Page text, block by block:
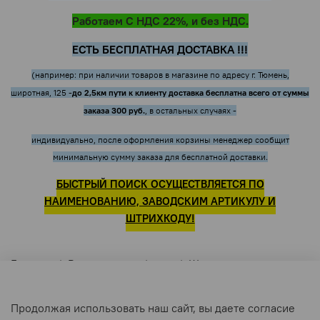
Работаем С НДС 22%, и без НДС.
ЕСТЬ БЕСПЛАТНАЯ ДОСТАВКА !!!
(например: при наличии товаров в магазине по адресу г. Тюмень,
широтная, 125 -до 2,5км пути к клиенту доставка бесплатна всего от суммы
заказа 300 руб., в остальных случаях -
индивидуально, после оформления корзины менеджер сообщит
минимальную сумму заказа для бесплатной доставки.
БЫСТРЫЙ ПОИСК ОСУЩЕСТВЛЯЕТСЯ ПО
НАИМЕНОВАНИЮ, ЗАВОДСКИМ АРТИКУЛУ И
ШТРИХКОДУ!
Главная Весь каталог Шины
Шины
Продолжая использовать наш сайт, вы даете согласие